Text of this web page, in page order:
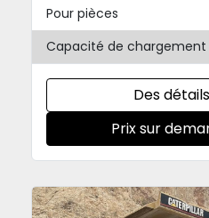
Pour pièces
Capacité de chargement
Des détails
Prix sur